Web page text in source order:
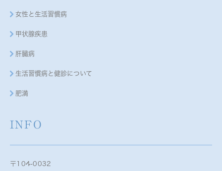
女性と生活習慣病
甲状腺疾患
肝臓病
生活習慣病と健診について
肥満
INFO
〒104-0032